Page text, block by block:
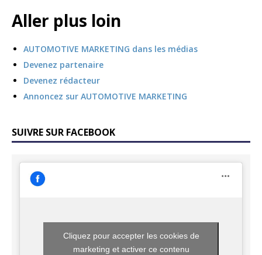
Aller plus loin
AUTOMOTIVE MARKETING dans les médias
Devenez partenaire
Devenez rédacteur
Annoncez sur AUTOMOTIVE MARKETING
SUIVRE SUR FACEBOOK
Cliquez pour accepter les cookies de
marketing et activer ce contenu